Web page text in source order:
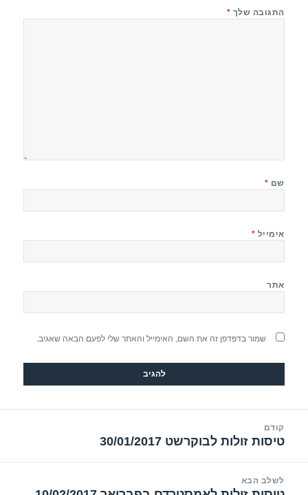
התגובה שלך *
שם *
אימייל *
אתר
שמור בדפדפן זה את השם, האימייל והאתר שלי לפעם הבאה שאגיב.
קודם
הפוסט
טיסות זולות לבוקרשט 30/01/2017
לשלב הבא